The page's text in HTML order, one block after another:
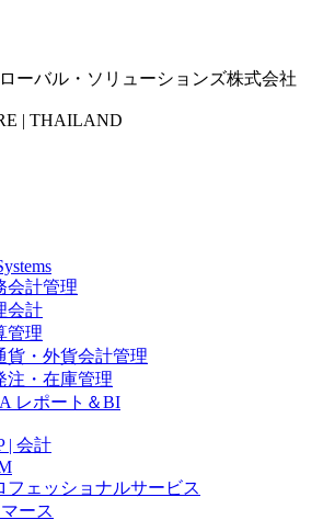
ーバル・ソリューションズ株式会社
| THAILAND
会計管理
会計
管理
貨・外貨会計管理
注・在庫管理
レポート＆BI
| 会計
フェッショナルサービス
ース